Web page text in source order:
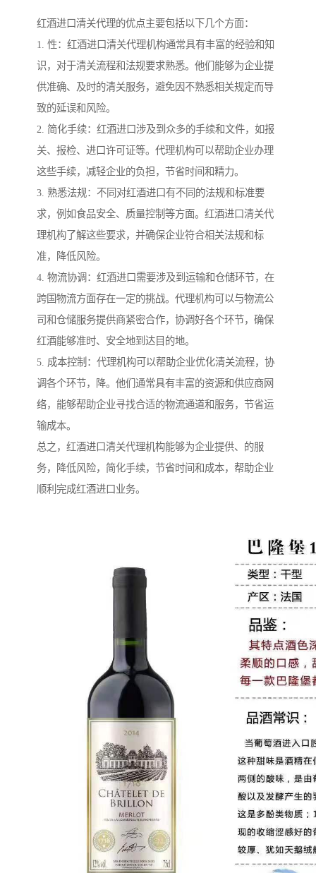
红酒进口清关代理的优点主要包括以下几个方面：
1. 性：红酒进口清关代理机构通常具有丰富的经验和知
识，对于清关流程和法规要求熟悉。他们能够为企业提
供准确、及时的清关服务，避免因不熟悉相关规定而导
致的延误和风险。
2. 简化手续：红酒进口涉及到众多的手续和文件，如报
关、报检、进口许可证等。代理机构可以帮助企业办理
这些手续，减轻企业的负担，节省时间和精力。
3. 熟悉法规：不同对红酒进口有不同的法规和标准要
求，例如食品安全、质量控制等方面。红酒进口清关代
理机构了解这些要求，并确保企业符合相关法规和标
准，降低风险。
4. 物流协调：红酒进口需要涉及到运输和仓储环节，在
跨国物流方面存在一定的挑战。代理机构可以与物流公
司和仓储服务提供商紧密合作，协调好各个环节，确保
红酒能够准时、安全地到达目的地。
5. 成本控制：代理机构可以帮助企业优化清关流程，协
调各个环节，降。他们通常具有丰富的资源和供应商网
络，能够帮助企业寻找合适的物流通道和服务，节省运
输成本。
总之，红酒进口清关代理机构能够为企业提供、的服
务，降低风险，简化手续，节省时间和成本，帮助企业
顺利完成红酒进口业务。